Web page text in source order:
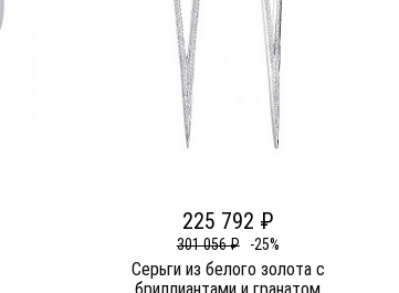
225 792 ₽
301 056 ₽ -25%
Серьги из белого золота c